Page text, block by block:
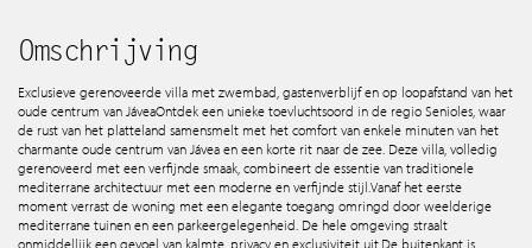
Contact
Omschrijving
Exclusieve gerenoveerde villa met zwembad, gastenverblijf en op loopafstand van het
oude centrum van Jávea Ontdek een unieke toevluchtsoord in de regio Senioles, waar
de rust van het platteland samensmelt met het comfort van enkele minuten van het
charmante oude centrum van Jávea en een korte rit naar de zee. Deze villa, volledig
gerenoveerd met een verfijnde smaak, combineert de essentie van traditionele
mediterrane architectuur met een moderne en verfijnde stijl. Vanaf het eerste
moment verrast de woning met een elegante toegang omringd door weelderige
mediterrane tuinen en een parkeergelegenheid. De hele omgeving straalt
onmiddellijk een gevoel van kalmte, privacy en exclusiviteit uit. De buitenkant is